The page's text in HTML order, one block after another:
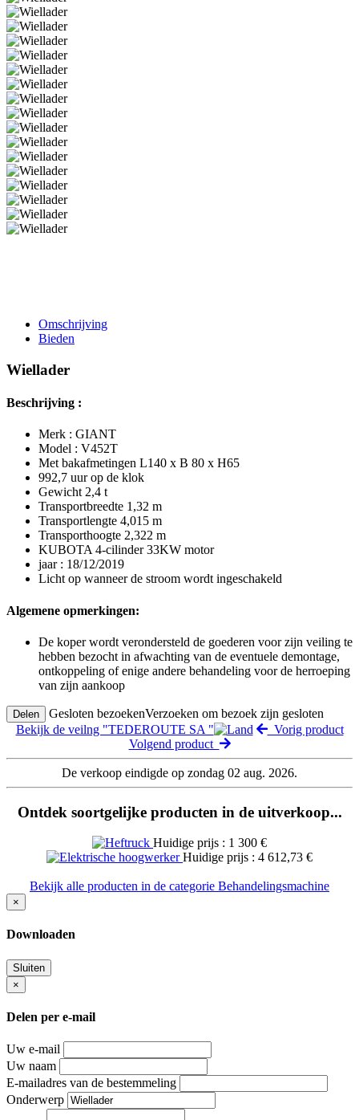
Omschrijving
Bieden
Wiellader
Beschrijving :
Merk : GIANT
Model : V452T
Met bakafmetingen L140 x B 80 x H65
992,7 uur op de klok
Gewicht 2,4 t
Transportbreedte 1,32 m
Transportlengte 4,015 m
Transporthoogte 2,322 m
KUBOTA 4-cilinder 33KW motor
jaar : 18/12/2019
Licht op wanneer de stroom wordt ingeschakeld
Algemene opmerkingen:
De koper wordt verondersteld de goederen voor zijn veiling te
hebben bezocht in afwachting van de eventuele demontage,
ontkoppeling of enige andere behandeling voor de herroeping
van zijn aankoop
Delen Gesloten bezoekenVerzoeken om bezoek zijn gesloten
Bekijk de veilng "TEDEROUTE SA "
Vorig product
Volgend product
De verkoop eindigde op zondag 02 aug. 2026.
Ontdek soortgelijke producten in de uitverkoop...
Huidige prijs : 1 300 €
Huidige prijs : 4 612,73 €
Bekijk alle producten in de categorie Behandelingsmachine
×
Downloaden
Sluiten
×
Delen per e-mail
Uw e-mail
Uw naam
E-mailadres van de bestemmeling
Onderwerp